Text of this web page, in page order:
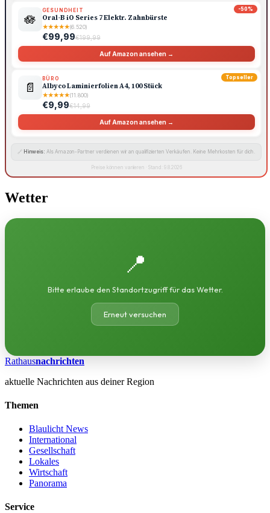
-50%
🪷
GESUNDHEIT
Oral-B iO Series 7 Elektr. Zahnbürste
★★★★★(6.520)
€99,99€199,99
Auf Amazon ansehen →
Topseller
📄
BÜRO
Albyco Laminierfolien A4, 100 Stück
★★★★★(11.800)
€9,99€14,99
Auf Amazon ansehen →
🔗 Hinweis: Als Amazon-Partner verdienen wir an qualifizierten Verkäufen. Keine Mehrkosten für dich.
Preise können variieren · Stand: 9.8.2026
Wetter
📍
Bitte erlaube den Standortzugriff für das Wetter.
Erneut versuchen
Rathausnachrichten
aktuelle Nachrichten aus deiner Region
Themen
Blaulicht News
International
Gesellschaft
Lokales
Wirtschaft
Panorama
Service